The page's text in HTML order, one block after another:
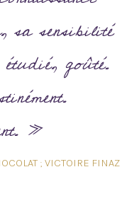
sa sensibilité
goûté.
»
; VICTOIRE FINAZ